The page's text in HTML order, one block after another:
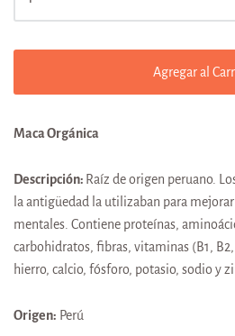
Agregar al
Maca Orgánica
Descripción: Raíz de origen peruano.
la antigüedad la utilizaban para
mentales. Contiene proteínas,
carbohidratos, fibras, vitaminas (B1,
hierro, calcio, fósforo, potasio, sodio y
Origen: Perú